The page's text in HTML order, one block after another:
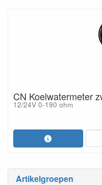
Artikelgroepen
CN Koelwatermeter
12/24V 0-190 ohm